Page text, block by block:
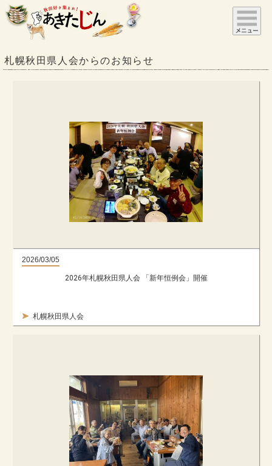
札幌秋田県人会からのお知らせ
2026/03/05
札幌秋田県人会
2026年札幌秋田県人会 「新年恒例会」開催